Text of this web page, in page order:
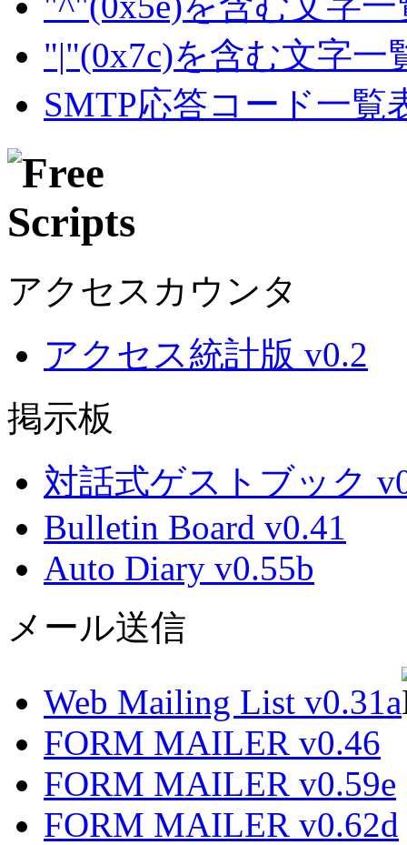
"|"(0x7c)を含む文字一
SMTP応答コード一覧
アクセスカウンタ
アクセス統計版 v0.2
掲示板
対話式ゲストブック
Bulletin Board v0.41
Auto Diary v0.55b
メール送信
Web Mailing List v0.31a
FORM MAILER v0.46
FORM MAILER v0.59e
FORM MAILER v0.62d